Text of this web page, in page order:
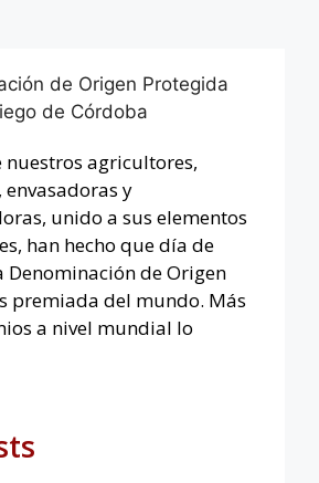
nuestros agricultores,
y
unido a sus elementos
han hecho que día de
Denominación de Origen
premiada del mundo. Más
a nivel mundial lo